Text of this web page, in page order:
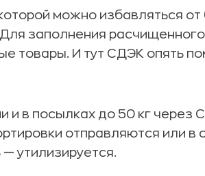
можно избавляться
заполнения
товары. И тут СДЭК опять
и в посылках до 50 кг через
отправляются или в
утилизируется.